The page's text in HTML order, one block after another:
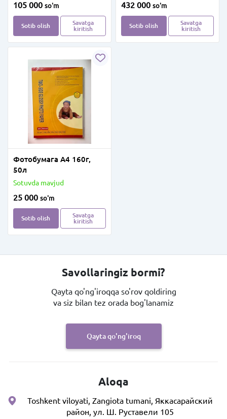
105 000 so'm
Sotib olish
Savatga
kiritish
432 000 so'm
Sotib olish
Savatga
kiritish
Фотобумага А4 160г,
50л
Sotuvda mavjud
25 000 so'm
Sotib olish
Savatga
kiritish
Savollaringiz bormi?
Qayta qo'ng'iroqqa so'rov qoldiring
va siz bilan tez orada bog'lanamiz
Qayta qo'ng'iroq
Aloqa
Toshkent viloyati, Zangiota tumani, Яккасарайский
район, ул. Ш. Руставели 105